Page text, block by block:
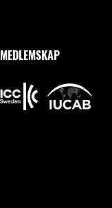
MEDLEMSKAP